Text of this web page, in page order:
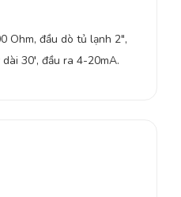
Ohm, đầu dò tủ lạnh 2″,
30′, đầu ra 4-20mA.